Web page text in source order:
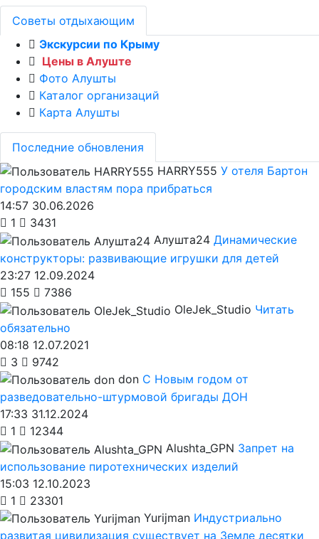
Советы отдыхающим
Экскурсии по Крыму
Цены в Алуште
Фото Алушты
Каталог организаций
Карта Алушты
Последние обновления
HARRY555 У отеля Бартон
городским властям пора прибраться
14:57 30.06.2026
1
3431
Алушта24 Динамические
конструкторы: развивающие игрушки для детей
23:27 12.09.2024
155
7386
OleJek_Studio Читать
обязательно
08:18 12.07.2021
3
9742
don С Новым годом от
разведовательно-штурмовой бригады ДОН
17:33 31.12.2024
1
12344
Alushta_GPN Запрет на
использование пиротехнических изделий
15:03 12.10.2023
1
23301
Yurijman Индустриально
развитая цивилизация существует на Земле десятки